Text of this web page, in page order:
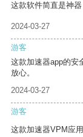
这款软件简直是神器
2024-03-27
游客
这款加速器app的安
放心。
2024-03-27
游客
这款加速器VPM应